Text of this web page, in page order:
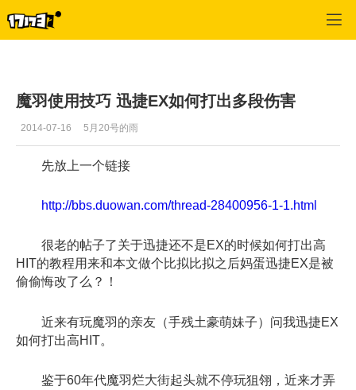
魔羽使用技巧 迅捷EX如何打出多段伤害
2014-07-16 5月20号的雨
先放上一个链接
http://bbs.duowan.com/thread-28400956-1-1.html
很老的帖子了关于迅捷还不是EX的时候如何打出高
HIT的教程用来和本文做个比拟比拟之后妈蛋迅捷EX是被
偷偷悔改了么？！
近来有玩魔羽的亲友（手残土豪萌妹子）问我迅捷EX
如何打出高HIT。
鉴于60年代魔羽烂大街起头就不停玩狙翎，近来才弄